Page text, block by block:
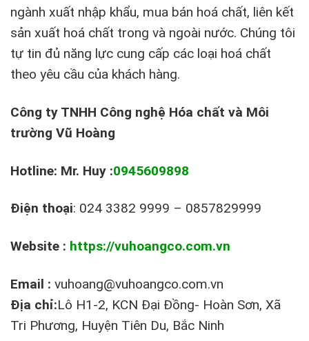
ngành xuất nhập khẩu, mua bán hoá chất, liên kết
sản xuất hoá chất trong và ngoài nước. Chúng tôi
tự tin đủ năng lực cung cấp các loại hoá chất
theo yêu cầu của khách hàng.
Công ty TNHH Công nghệ Hóa chất và Môi
trường Vũ Hoàng
Hotline: Mr. Huy :0945609898
Điện thoại: 024 3382 9999 – 0857829999
Website : https://vuhoangco.com.vn
Email : vuhoang@vuhoangco.com.vn
Địa chỉ:Lô H1-2, KCN Đại Đồng- Hoàn Sơn, Xã
Tri Phương, Huyện Tiên Du, Bắc Ninh